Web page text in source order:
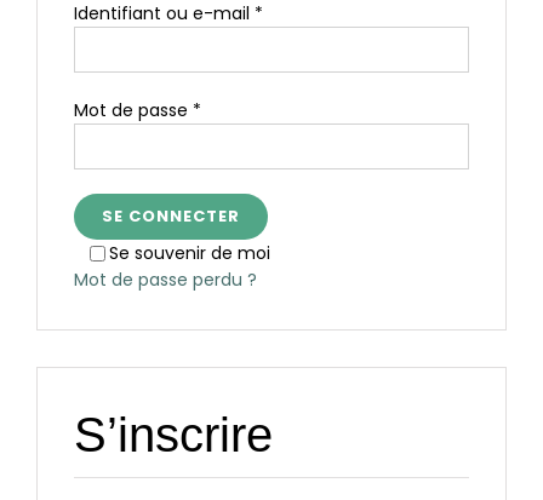
Identifiant ou e-mail *
Mot de passe *
Se souvenir de moi
SE CONNECTER
Mot de passe perdu ?
S’inscrire